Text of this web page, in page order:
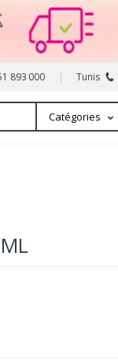
893 000 Tunis
Catégories